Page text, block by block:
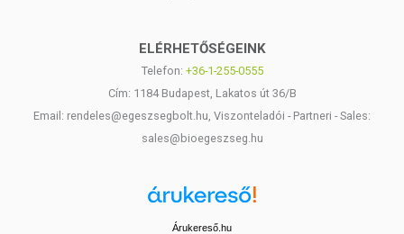
ELÉRHETŐSÉGEINK
Telefon: +36-1-255-0555
Cím: 1184 Budapest, Lakatos út 36/B
Email: rendeles@egeszsegbolt.hu, Viszonteladói - Partneri - Sales:
sales@bioegeszseg.hu
Árukereső.hu